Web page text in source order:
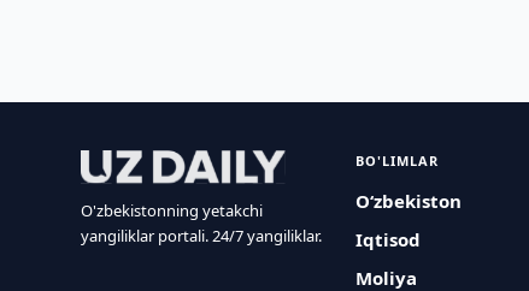
O'zbekistonning yetakchi
yangiliklar portali. 24/7 yangiliklar.
BO'LIMLAR
O‘zbekiston
Iqtisod
Moliya